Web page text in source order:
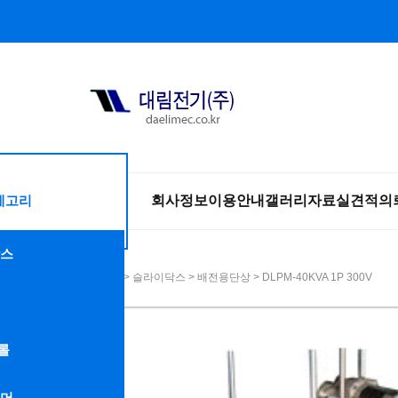
고리 회사정보이용안내 갤러리 자료실 견적의
> 슬라이닥스 > 배전용단상 > DLPM-40KVA 1P 300V